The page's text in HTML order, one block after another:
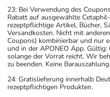
23: Bei Verwendung des
Rabatt auf ausgewählte
rezeptpflichtige Artikel, Bücher,
Versandkosten. Nicht mit
Coupons) kombinierbar und nur
und in der APONEO App.
solange der Vorrat reicht. Wir
zu beenden. Keine Barauszahlung.
24: Gratislieferung innerhalb
rezeptpflichtigen Produkten.